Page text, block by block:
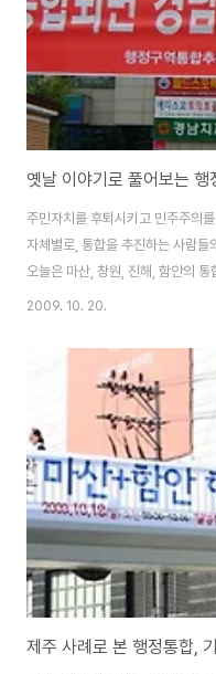
옛날 이야기로 풀어보는 행
주민자치를 후퇴시키고 민주주의
자체별로, 통합을 추진하는 사람
오늘은 마산, 창원, 진해, 함안의
보려고 합니다. 재미난 이야기가
있겠습니까? 이야기를 시작할 때
요. 옛날 옛날에 어느 마을에 아
않고 이름을 지어 첫째 아들은 마
그리고 막내 아들은 함안이라고
한다는 생각으로 첫째 아들 ..
2009. 10. 20.
제주 사례로 본 행정통합,